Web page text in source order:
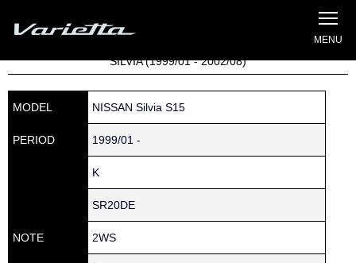
Home
Parts catalog
SILVIA (1999/01 - 2002/08)
MODEL NISSAN Silvia S15
PERIOD 1999/01 -
NOTE
K
SR20DE
2WS